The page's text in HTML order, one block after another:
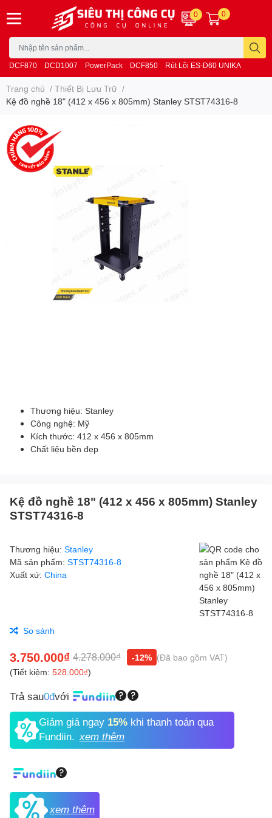
DCF870 DCD1007 PowerPack DCF850 Rút Lõi ES-D60 UNIKA
0 0
Trang chủ / Thiết Bị Lưu Trữ /
Kệ đồ nghề 18" (412 x 456 x 805mm) Stanley STST74316-8
Thương hiệu: Stanley
Công nghệ: Mỹ
Kích thước: 412 x 456 x 805mm
Chất liệu bền đẹp
Kệ đồ nghề 18" (412 x 456 x 805mm) Stanley
STST74316-8
Thương hiệu: Stanley
Mã sản phẩm: STST74316-8
Xuất xứ: China
So sánh
3.750.000₫ 4.278.000₫ -12% (Đã bao gồm VAT)
(Tiết kiệm: 528.000₫)
Trả sau0đvới
Giảm giá ngay 15%khi thanh toán qua
Fundiin. xem thêm
xem thêm